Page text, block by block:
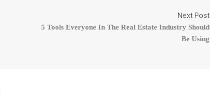
Next Post
5 Tools Everyone In The Real Estate Industry Should
Be Using